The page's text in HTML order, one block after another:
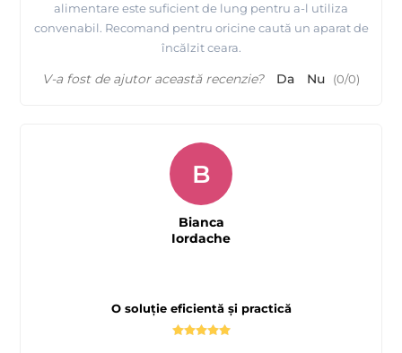
alimentare este suficient de lung pentru a-l utiliza
convenabil. Recomand pentru oricine caută un aparat de
încălzit ceara.
V-a fost de ajutor această recenzie? Da Nu (0/0)
O soluție eficientă și practică
B
Bianca
Iordache